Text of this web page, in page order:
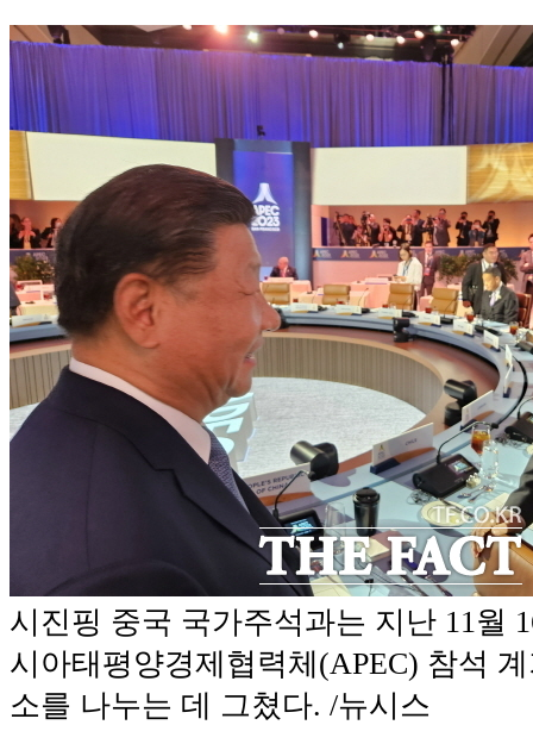
시진핑 중국 국가주석과는 지난 11월
시아태평양경제협력체(APEC) 참석
소를 나누는 데 그쳤다. /뉴시스